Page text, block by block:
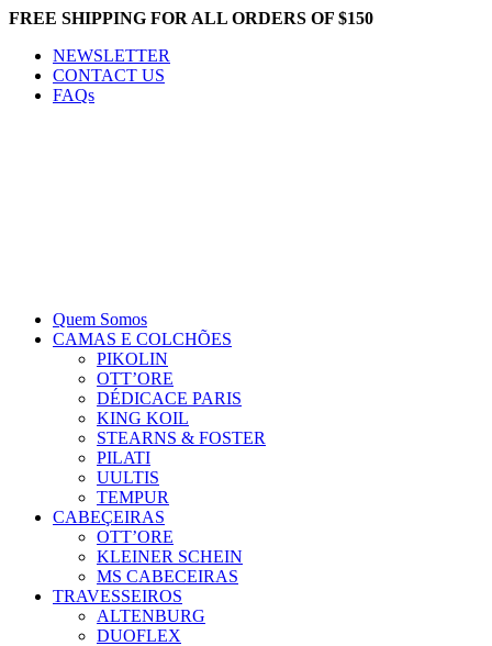
FREE SHIPPING FOR ALL ORDERS OF $150
NEWSLETTER
CONTACT US
FAQs
Quem Somos
CAMAS E COLCHÕES
PIKOLIN
OTT’ORE
DÉDICACE PARIS
KING KOIL
STEARNS & FOSTER
PILATI
UULTIS
TEMPUR
CABEÇEIRAS
OTT’ORE
KLEINER SCHEIN
MS CABECEIRAS
TRAVESSEIROS
ALTENBURG
DUOFLEX